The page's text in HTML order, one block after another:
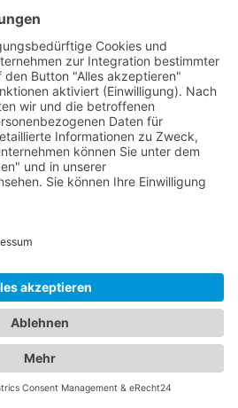
Sie jederzeit und an
Abschleppdienst in Ihrer
Verlassen Sie sich auf unsere
um schnell und
die Sie benötigen.
Online-Branchenbuch, um
in Ihrer Nähe zu
bestens vorbereitet, falls ein
Unterkünften:
brauchen, an
Branchenportal finden
rund um
sondern auch
erstklassige Hotels. Wir